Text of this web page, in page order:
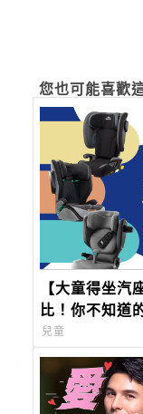
您也可能喜歡
【大童得坐
比！你不知道
兒童